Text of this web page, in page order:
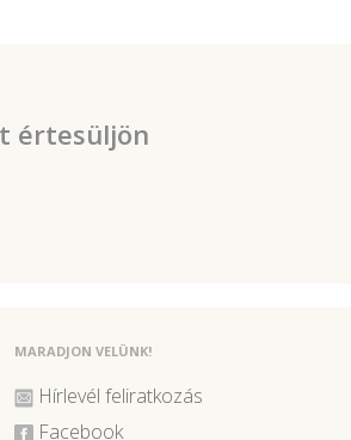
értesüljön
MARADJON VELÜNK!
Hírlevél feliratkozás
Facebook